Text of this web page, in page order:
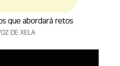
posible transición hacia el
una posible transición hacia